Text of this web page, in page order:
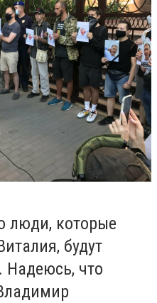
люди, которые
будут
что